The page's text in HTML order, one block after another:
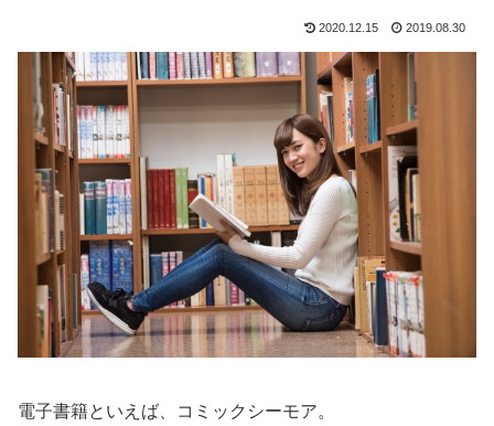
2020.12.15 2019.08.30
電子書籍といえば、コミックシーモア。